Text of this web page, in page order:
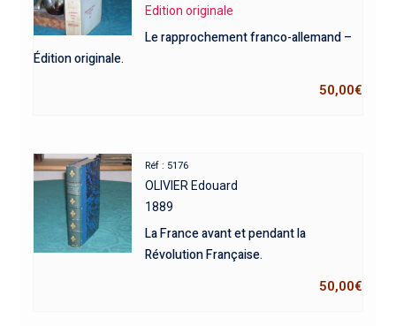
Edition originale
Le rapprochement franco-allemand –
Édition originale.
50,00€
Réf : 5176
OLIVIER Edouard
1889
La France avant et pendant la
Révolution Française.
50,00€